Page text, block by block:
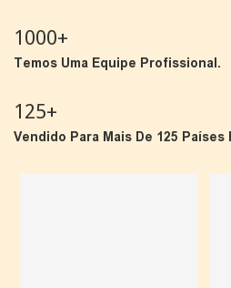
1000+
Temos Uma Equipe Profissional.
125+
Vendido Para Mais De 125 Países